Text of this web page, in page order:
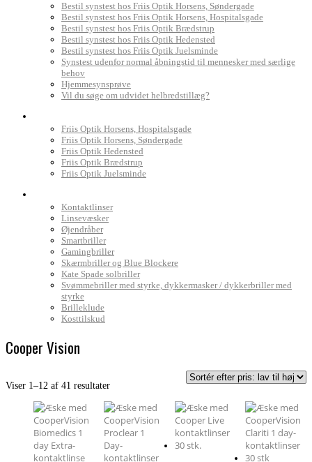
Bestil synstest hos Friis Optik Horsens, Søndergade
Bestil synstest hos Friis Optik Horsens, Hospitalsgade
Bestil synstest hos Friis Optik Brædstrup
Bestil synstest hos Friis Optik Hedensted
Bestil synstest hos Friis Optik Juelsminde
Synstest udenfor normal åbningstid til mennesker med særlige
behov
Hjemmesynsprøve
Vil du søge om udvidet helbredstillæg?
Friis Optik Horsens, Hospitalsgade
Friis Optik Horsens, Søndergade
Friis Optik Hedensted
Friis Optik Brædstrup
Friis Optik Juelsminde
Kontaktlinser
Linsevæsker
Øjendråber
Smartbriller
Gamingbriller
Skærmbriller og Blue Blockere
Kate Spade solbriller
Svømmebriller med styrke, dykkermasker / dykkerbriller med
styrke
Brilleklude
Kosttilskud
Cooper Vision
Viser 1–12 af 41 resultaterSorteret
pris:
lav
til